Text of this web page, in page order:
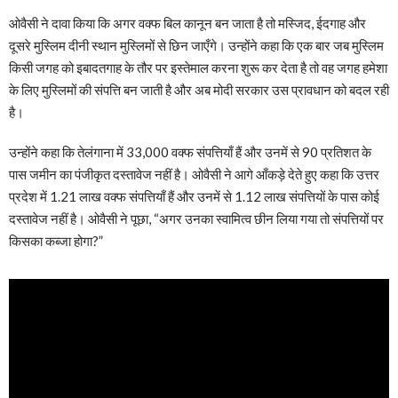
ओवैसी ने दावा किया कि अगर वक्फ बिल कानून बन जाता है तो मस्जिद, ईदगाह और
दूसरे मुस्लिम दीनी स्थान मुस्लिमों से छिन जाएँगे। उन्होंने कहा कि एक बार जब मुस्लिम
किसी जगह को इबादतगाह के तौर पर इस्तेमाल करना शुरू कर देता है तो वह जगह हमेशा
के लिए मुस्लिमों की संपत्ति बन जाती है और अब मोदी सरकार उस प्रावधान को बदल रही
है।
उन्होंने कहा कि तेलंगाना में 33,000 वक्फ संपत्तियाँ हैं और उनमें से 90 प्रतिशत के
पास जमीन का पंजीकृत दस्तावेज नहीं है। ओवैसी ने आगे आँकड़े देते हुए कहा कि उत्तर
प्रदेश में 1.21 लाख वक्फ संपत्तियाँ हैं और उनमें से 1.12 लाख संपत्तियों के पास कोई
दस्तावेज नहीं है। ओवैसी ने पूछा, “अगर उनका स्वामित्व छीन लिया गया तो संपत्तियों पर
किसका कब्जा होगा?”